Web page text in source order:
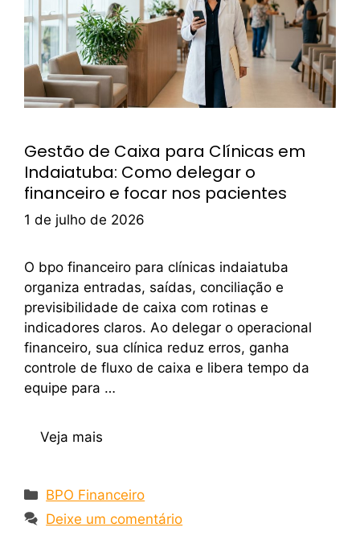
Gestão de Caixa para Clínicas em
Indaiatuba: Como delegar o
financeiro e focar nos pacientes
1 de julho de 2026
O bpo financeiro para clínicas indaiatuba
organiza entradas, saídas, conciliação e
previsibilidade de caixa com rotinas e
indicadores claros. Ao delegar o operacional
financeiro, sua clínica reduz erros, ganha
controle de fluxo de caixa e libera tempo da
equipe para …
Veja mais
BPO Financeiro
Deixe um comentário